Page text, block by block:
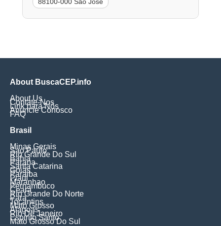
About BuscaCEP.info
About Us
Contate-Nos
Link para Nós
Anuncie Conosco
FAQ
Brasil
Minas Gerais
Sao Paulo
Rio Grande Do Sul
Bahia
Parana
Santa Catarina
Goias
Paraiba
Piaui
Maranhao
Pernambuco
Ceara
Rio Grande Do Norte
Para
Tocantins
Mato Grosso
Alagoas
Rio De Janeiro
Espirito Santo
Mato Grosso Do Sul